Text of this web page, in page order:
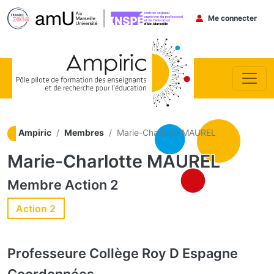
Menu du
Me connecter
Ampiric Membres Marie-Charlotte MAUREL
Marie-Charlotte MAUREL
Membre Action 2
Action 2
Professeure Collège Roy D Espagne